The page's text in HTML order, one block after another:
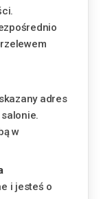
adres
w
i jesteś o
28, 26-610